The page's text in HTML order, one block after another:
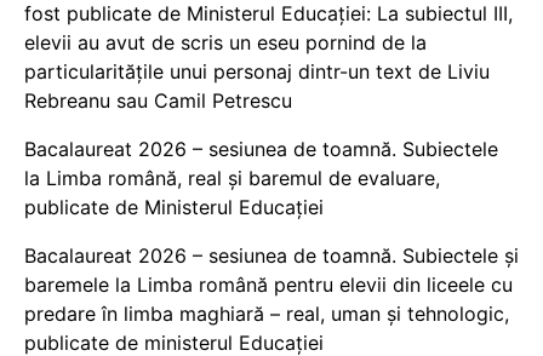
fost publicate de Ministerul Educației: La subiectul III,
elevii au avut de scris un eseu pornind de la
particularitățile unui personaj dintr-un text de Liviu
Rebreanu sau Camil Petrescu
Bacalaureat 2026 – sesiunea de toamnă. Subiectele
la Limba română, real și baremul de evaluare,
publicate de Ministerul Educației
Bacalaureat 2026 – sesiunea de toamnă. Subiectele și
baremele la Limba română pentru elevii din liceele cu
predare în limba maghiară – real, uman și tehnologic,
publicate de ministerul Educației